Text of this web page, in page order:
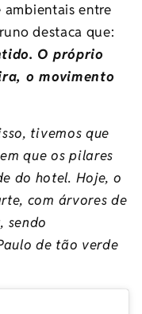
entre
destaca que:
O próprio
o movimento
tivemos que
que os pilares
do hotel. Hoje, o
com árvores de
sendo
de tão verde